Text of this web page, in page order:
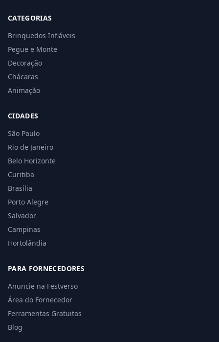
CATEGORIAS
Brinquedos Infláveis
Pegue e Monte
Decoração
Chácaras
Animação
CIDADES
São Paulo
Rio de Janeiro
Belo Horizonte
Curitiba
Brasília
Porto Alegre
Salvador
Campinas
Hortolândia
PARA FORNECEDORES
Anuncie na Festverso
Área do Fornecedor
Ferramentas Gratuitas
Blog